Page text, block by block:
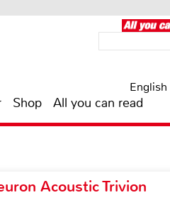
English
Shop All you can read
Acoustic Trivion